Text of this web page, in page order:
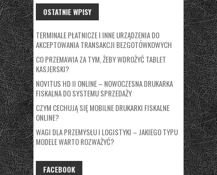
OSTATNIE WPISY
TERMINALE PŁATNICZE I INNE URZĄDZENIA DO
AKCEPTOWANIA TRANSAKCJI BEZGOTÓWKOWYCH
CO PRZEMAWIA ZA TYM, ŻEBY WDROŻYĆ TABLET
KASJERSKI?
NOVITUS HD II ONLINE – NOWOCZESNA DRUKARKA
FISKALNA DO SYSTEMU SPRZEDAŻY
CZYM CECHUJĄ SIĘ MOBILNE DRUKARKI FISKALNE
ONLINE?
WAGI DLA PRZEMYSŁU I LOGISTYKI – JAKIEGO TYPU
MODELE WARTO ROZWAŻYĆ?
FACEBOOK